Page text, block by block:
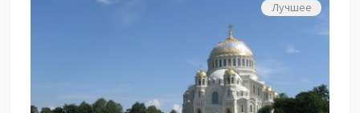
Лучшее